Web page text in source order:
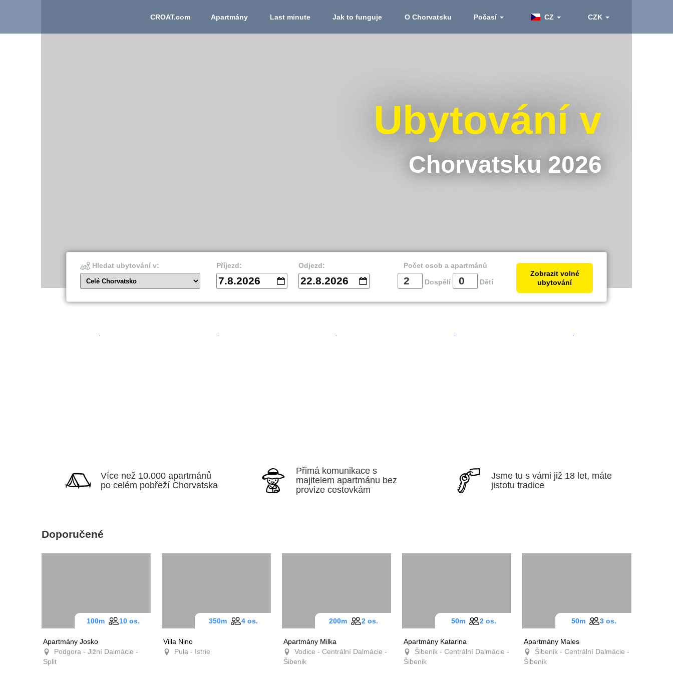
CROAT.com Apartmány Last minute Jak to funguje O Chorvatsku Počasí CZ CZK
Ubytování v
Chorvatsku 2026
Hledat ubytování v:
Celé Chorvatsko
Příjezd:
7.8.2026
Odjezd:
22.8.2026
Počet osob a apartmánů
Dospělí Dětí
Zobrazit volné
ubytování
Více než 10.000 apartmánů
po celém pobřeží Chorvatska
Přimá komunikace s
majitelem apartmánu bez
provize cestovkám
Jsme tu s vámi již 18 let, máte
jistotu tradice
Doporučené
Apartmány Josko
Podgora - Jižní Dalmácie -
Split
100m 10 os.
Villa Nino
Pula - Istrie
350m 4 os.
Apartmány Milka
Vodice - Centrální Dalmácie -
Šibenik
200m 2 os.
Apartmány Katarina
Šibenik - Centrální Dalmácie -
Šibenik
50m 2 os.
Apartmány Males
Šibenik - Centrální Dalmácie -
Šibenik
50m 3 os.